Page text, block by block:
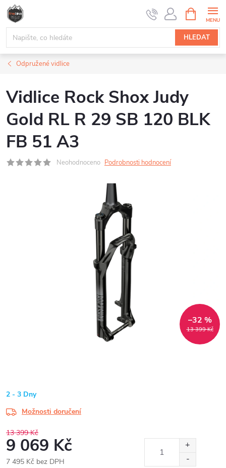
Přejít
obsah
HLEDAT
NÁKUPNÍ
KOŠÍK
Odpružené vidlice
Vidlice Rock Shox Judy
Gold RL R 29 SB 120 BLK
FB 51 A3
Neohodnoceno Podrobnosti hodnocení
13 399 Kč
–32 %
2 - 3 Dny
Možnosti doručení
13 399 Kč
9 069 Kč
7 495 Kč bez DPH